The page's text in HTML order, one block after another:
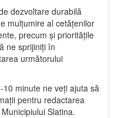
dezvoltare durabilă
mulțumire al cetățenilor
precum și prioritățile
ne sprijiniți în
următorului
10 minute ne veți ajuta să
pentru redactarea
Slatina.